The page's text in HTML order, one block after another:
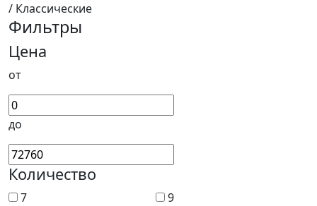
/ Классические
Фильтры
Цена
от
до
Количество
7
9